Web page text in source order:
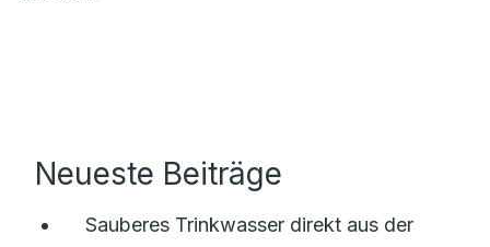
Neueste Beiträge
Sauberes Trinkwasser direkt aus der